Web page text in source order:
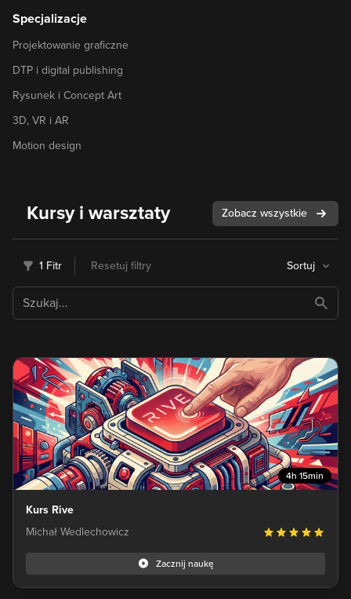
Specjalizacje
Projektowanie graficzne
DTP i digital publishing
Rysunek i Concept Art
3D, VR i AR
Motion design
Kursy i warsztaty Zobacz wszystkie
1 Fitr Sortuj
Resetuj filtry
4h 15min
Kurs Rive
Michał Wedlechowicz
Zacznij naukę